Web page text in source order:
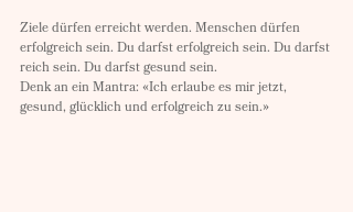
Ziele dürfen erreicht werden. Menschen dürfen
erfolgreich sein. Du darfst erfolgreich sein. Du darfst
reich sein. Du darfst gesund sein.
Denk an ein Mantra: «Ich erlaube es mir jetzt,
gesund, glücklich und erfolgreich zu sein.»